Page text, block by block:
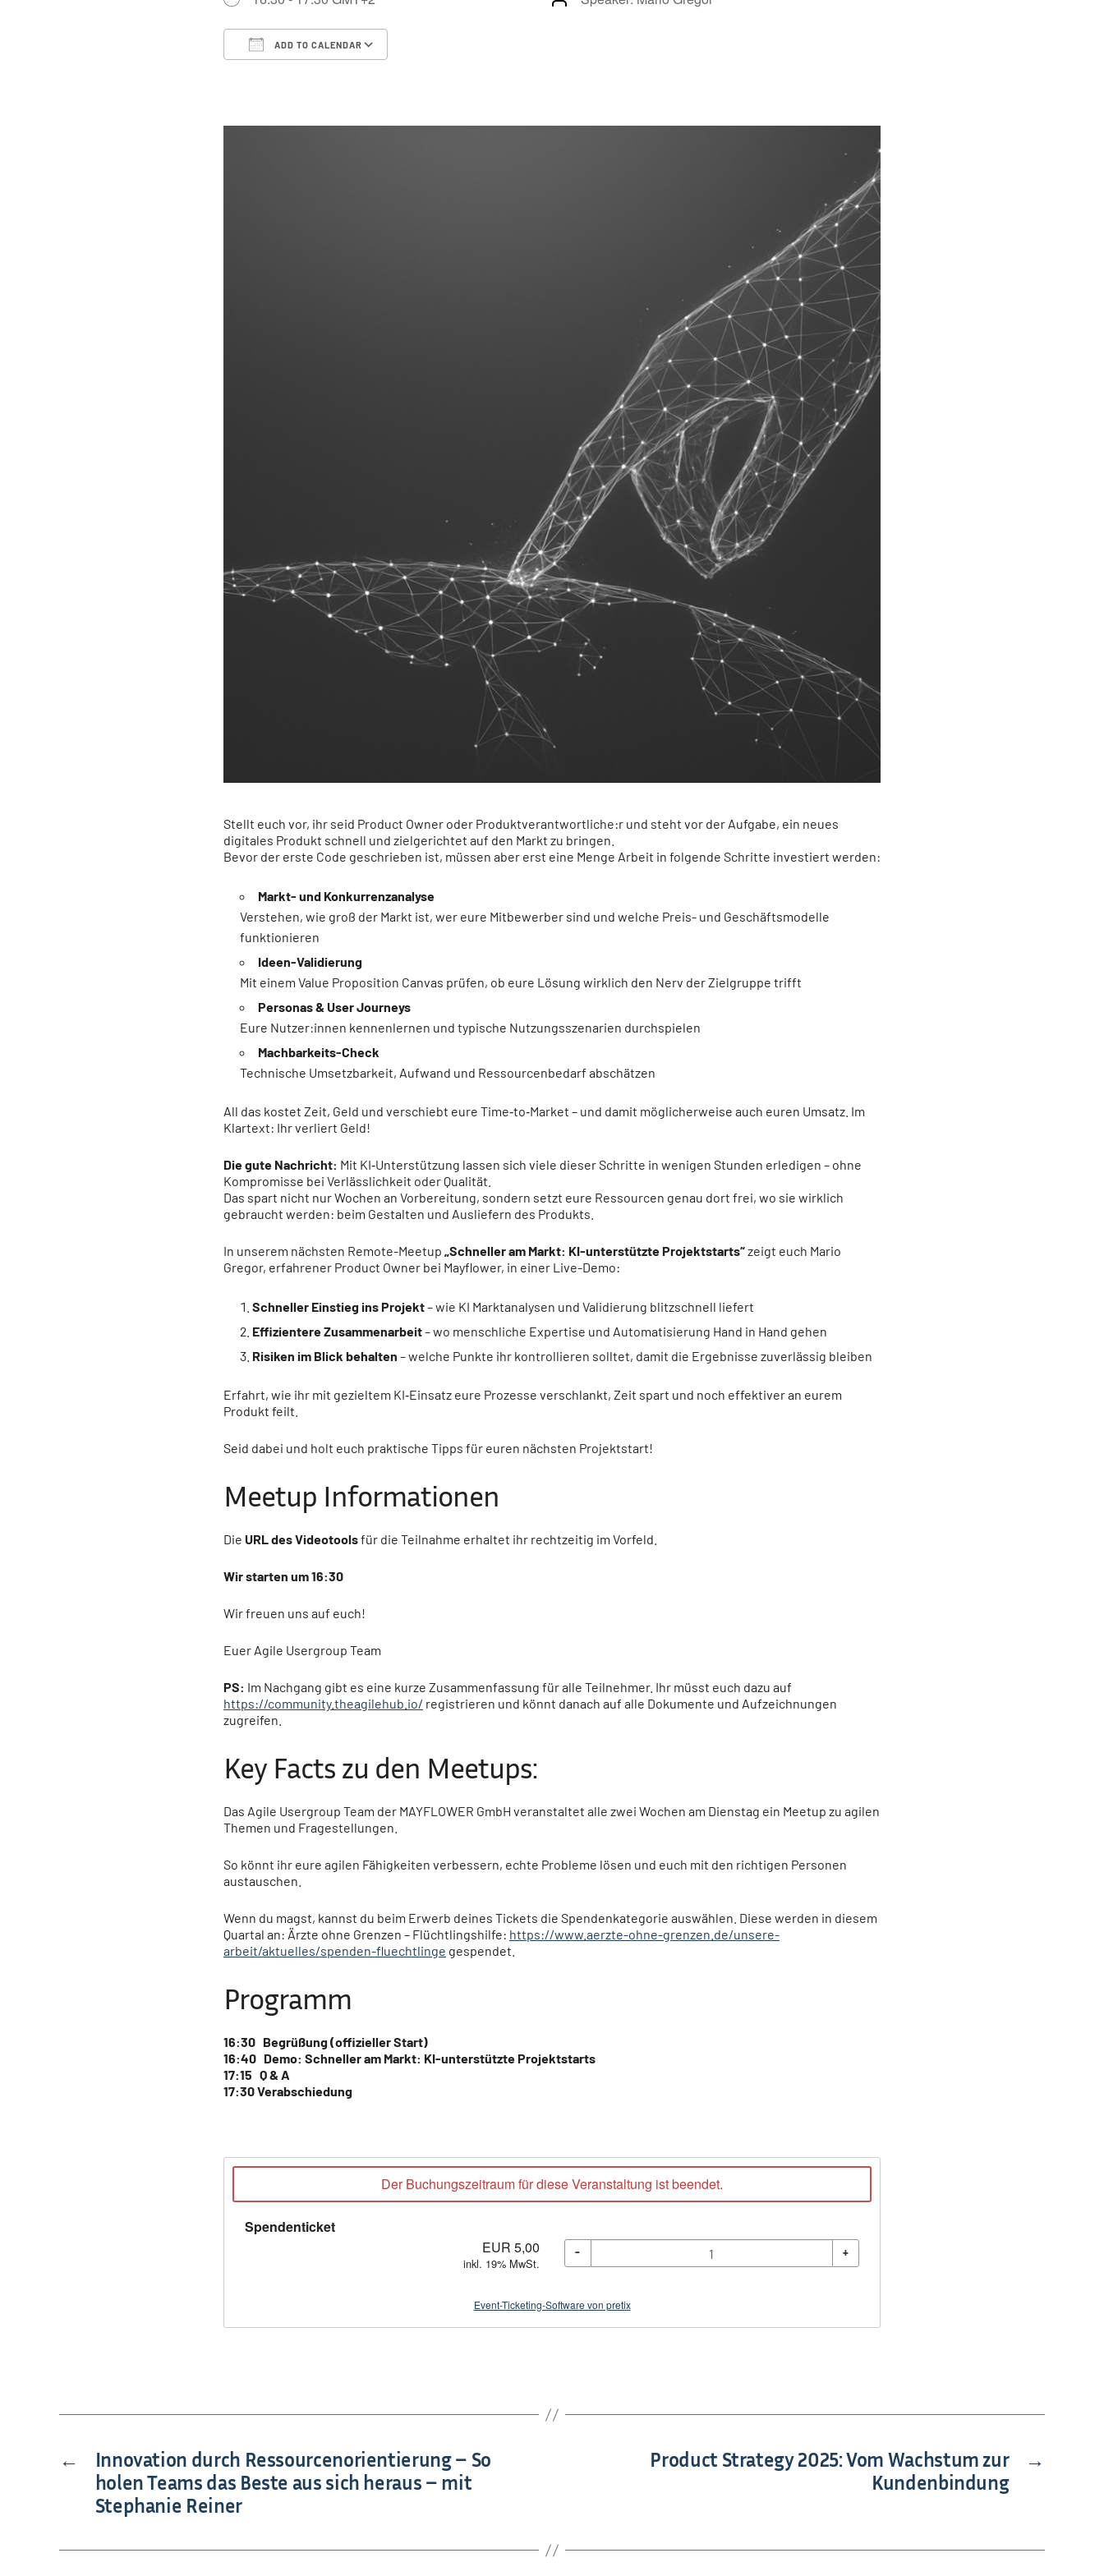
ADD TO CALENDAR
Stellt euch vor, ihr seid Product Owner oder Produktverantwortliche:r und steht vor der Aufgabe, ein neues
digitales Produkt schnell und zielgerichtet auf den Markt zu bringen.
Bevor der erste Code geschrieben ist, müssen aber erst eine Menge Arbeit in folgende Schritte investiert werden:
Markt- und Konkurrenzanalyse
Verstehen, wie groß der Markt ist, wer eure Mitbewerber sind und welche Preis- und Geschäftsmodelle
funktionieren
Ideen-Validierung
Mit einem Value Proposition Canvas prüfen, ob eure Lösung wirklich den Nerv der Zielgruppe trifft
Personas & User Journeys
Eure Nutzer:innen kennenlernen und typische Nutzungsszenarien durchspielen
Machbarkeits-Check
Technische Umsetzbarkeit, Aufwand und Ressourcenbedarf abschätzen
All das kostet Zeit, Geld und verschiebt eure Time‑to‑Market – und damit möglicherweise auch euren Umsatz. Im
Klartext: Ihr verliert Geld!
Die gute Nachricht: Mit KI‑Unterstützung lassen sich viele dieser Schritte in wenigen Stunden erledigen – ohne
Kompromisse bei Verlässlichkeit oder Qualität.
Das spart nicht nur Wochen an Vorbereitung, sondern setzt eure Ressourcen genau dort frei, wo sie wirklich
gebraucht werden: beim Gestalten und Ausliefern des Produkts.
In unserem nächsten Remote-Meetup „Schneller am Markt: KI-unterstützte Projektstarts“zeigt euch Mario
Gregor, erfahrener Product Owner bei Mayflower, in einer Live-Demo:
Schneller Einstieg ins Projekt– wie KI Marktanalysen und Validierung blitzschnell liefert
Effizientere Zusammenarbeit– wo menschliche Expertise und Automatisierung Hand in Hand gehen
Risiken im Blick behalten – welche Punkte ihr kontrollieren solltet, damit die Ergebnisse zuverlässig bleiben
Erfahrt, wie ihr mit gezieltem KI‑Einsatz eure Prozesse verschlankt, Zeit spart und noch effektiver an eurem
Produkt feilt.
Seid dabei und holt euch praktische Tipps für euren nächsten Projektstart!
Meetup Informationen
Die URL des Videotoolsfür die Teilnahme erhaltet ihr rechtzeitig im Vorfeld.
Wir starten um 16:30
Wir freuen uns auf euch!
Euer Agile Usergroup Team
PS: Im Nachgang gibt es eine kurze Zusammenfassung für alle Teilnehmer. Ihr müsst euch dazu auf
https://community.theagilehub.io/ registrieren und könnt danach auf alle Dokumente und Aufzeichnungen
zugreifen.
Key Facts zu den Meetups:
Das Agile Usergroup Team der MAYFLOWER GmbH veranstaltet alle zwei Wochen am Dienstag ein Meetup zu agilen
Themen und Fragestellungen.
So könnt ihr eure agilen Fähigkeiten verbessern, echte Probleme lösen und euch mit den richtigen Personen
austauschen.
Wenn du magst, kannst du beim Erwerb deines Tickets die Spendenkategorie auswählen. Diese werden in diesem
Quartal an: Ärzte ohne Grenzen – Flüchtlingshilfe: https://www.aerzte-ohne-grenzen.de/unsere-
arbeit/aktuelles/spenden-fluechtlinge gespendet.
Programm
16:30 Begrüßung (offizieller Start)
16:40 Demo: Schneller am Markt: KI-unterstützte Projektstarts
17:15 Q & A
17:30 Verabschiedung
Der Buchungszeitraum für diese Veranstaltung ist beendet.
Spendenticket
EUR 5,00
inkl. 19% MwSt.
- +
Event-Ticketing-Software von pretix
←
Innovation durch Ressourcenorientierung – So
holen Teams das Beste aus sich heraus – mit
Stephanie Reiner
→
Product Strategy 2025: Vom Wachstum zur
Kundenbindung